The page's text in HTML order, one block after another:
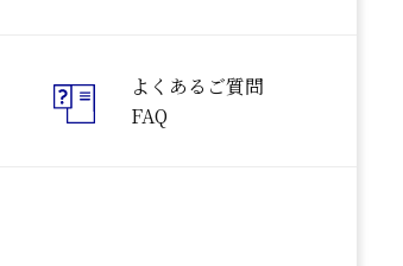
よくあるご質問
FAQ